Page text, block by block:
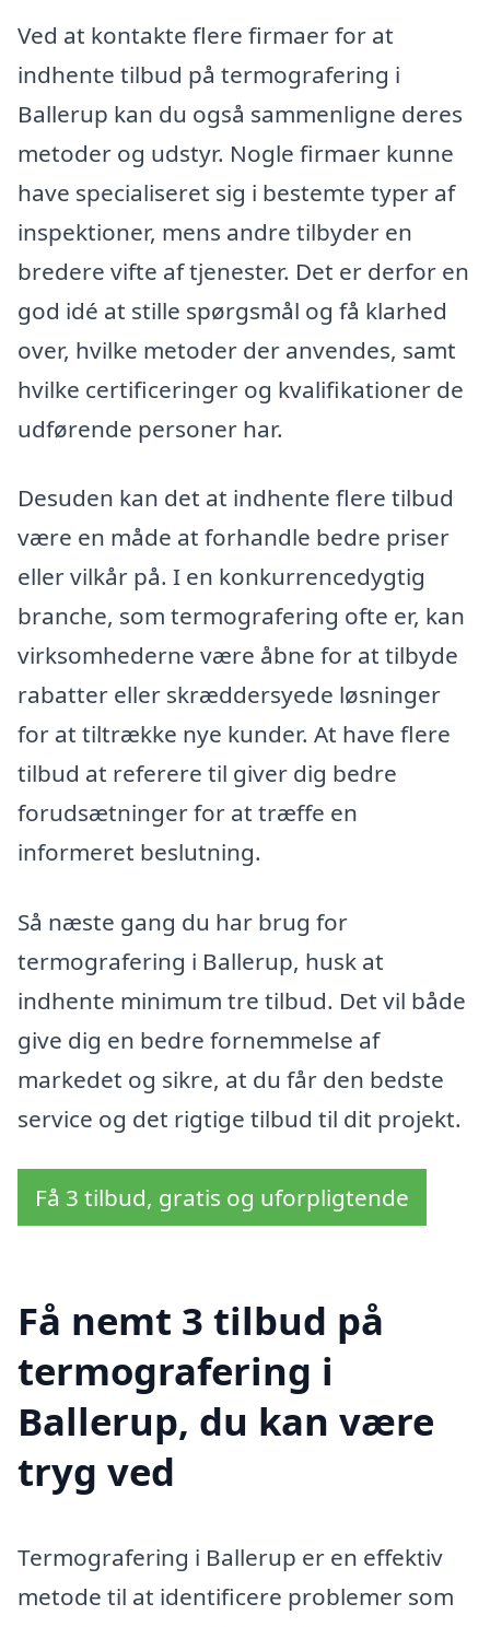
Ved at kontakte flere firmaer for at
indhente tilbud på termografering i
Ballerup kan du også sammenligne deres
metoder og udstyr. Nogle firmaer kunne
have specialiseret sig i bestemte typer af
inspektioner, mens andre tilbyder en
bredere vifte af tjenester. Det er derfor en
god idé at stille spørgsmål og få klarhed
over, hvilke metoder der anvendes, samt
hvilke certificeringer og kvalifikationer de
udførende personer har.
Desuden kan det at indhente flere tilbud
være en måde at forhandle bedre priser
eller vilkår på. I en konkurrencedygtig
branche, som termografering ofte er, kan
virksomhederne være åbne for at tilbyde
rabatter eller skræddersyede løsninger
for at tiltrække nye kunder. At have flere
tilbud at referere til giver dig bedre
forudsætninger for at træffe en
informeret beslutning.
Så næste gang du har brug for
termografering i Ballerup, husk at
indhente minimum tre tilbud. Det vil både
give dig en bedre fornemmelse af
markedet og sikre, at du får den bedste
service og det rigtige tilbud til dit projekt.
Få 3 tilbud, gratis og uforpligtende
Få nemt 3 tilbud på
termografering i
Ballerup, du kan være
tryg ved
Termografering i Ballerup er en effektiv
metode til at identificere problemer som